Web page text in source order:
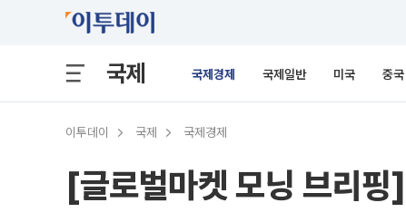
국제 국제경제 국제일반 미국 중국
이투데이 국제 국제경제
[글로벌마켓 모닝 브리